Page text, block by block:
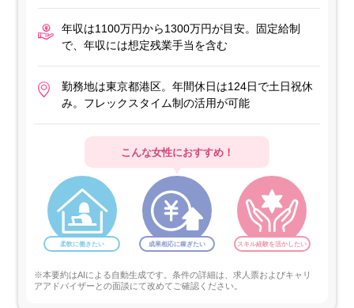
年収は1100万円から1300万円が目安。固定給制
で、年収には想定残業手当を含む
勤務地は東京都港区。年間休日は124日で土日祝休
み。フレックスタイム制の活用が可能
こんな女性におすすめ！
柔軟に働きたい 成果相応に稼ぎたい スキル経験を活かしたい
※本要約はAIによる自動生成です。条件の詳細は、求人票およびキャリ
アアドバイザーとの面談にて改めてご確認ください。